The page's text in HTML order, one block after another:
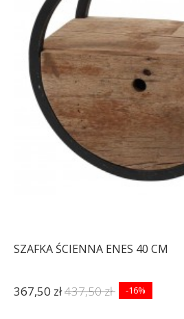
SZAFKA ŚCIENNA ENES 40 CM
367,50 zł437,50 zł -16%